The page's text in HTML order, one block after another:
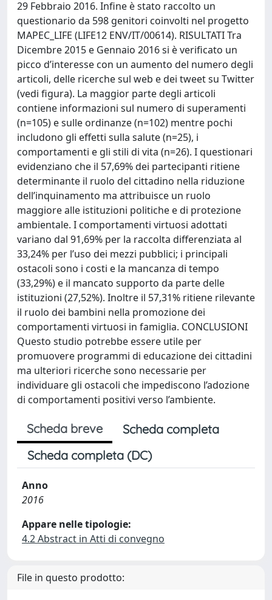
29 Febbraio 2016. Infine è stato raccolto un
questionario da 598 genitori coinvolti nel progetto
MAPEC_LIFE (LIFE12 ENV/IT/00614). RISULTATI Tra
Dicembre 2015 e Gennaio 2016 si è verificato un
picco d’interesse con un aumento del numero degli
articoli, delle ricerche sul web e dei tweet su Twitter
(vedi figura). La maggior parte degli articoli
contiene informazioni sul numero di superamenti
(n=105) e sulle ordinanze (n=102) mentre pochi
includono gli effetti sulla salute (n=25), i
comportamenti e gli stili di vita (n=26). I questionari
evidenziano che il 57,69% dei partecipanti ritiene
determinante il ruolo del cittadino nella riduzione
dell’inquinamento ma attribuisce un ruolo
maggiore alle istituzioni politiche e di protezione
ambientale. I comportamenti virtuosi adottati
variano dal 91,69% per la raccolta differenziata al
33,24% per l’uso dei mezzi pubblici; i principali
ostacoli sono i costi e la mancanza di tempo
(33,29%) e il mancato supporto da parte delle
istituzioni (27,52%). Inoltre il 57,31% ritiene rilevante
il ruolo dei bambini nella promozione dei
comportamenti virtuosi in famiglia. CONCLUSIONI
Questo studio potrebbe essere utile per
promuovere programmi di educazione dei cittadini
ma ulteriori ricerche sono necessarie per
individuare gli ostacoli che impediscono l’adozione
di comportamenti positivi verso l’ambiente.
Scheda breve
Scheda completa
Scheda completa (DC)
Anno
2016
Appare nelle tipologie:
4.2 Abstract in Atti di convegno
File in questo prodotto: